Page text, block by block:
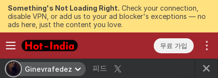
Something's Not Loading Right. Check your connection,
disable VPN, or add us to your ad blocker's exceptions — no
ads here, just the content you love.
무료 가입
Ginevrafedez 피드